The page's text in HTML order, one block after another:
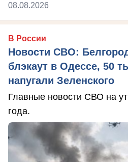
08.08.2026
В России
Новости СВО:
блэкаут в Одессе, 50
напугали Зеленского
Главные новости СВО на
года.